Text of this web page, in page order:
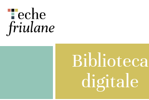
Biblioteca
digitale